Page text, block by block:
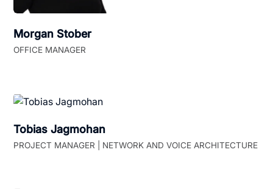
Morgan Stober
OFFICE MANAGER
Tobias Jagmohan
PROJECT MANAGER | NETWORK AND VOICE ARCHITECTURE